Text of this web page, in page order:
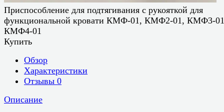
Приспособление для подтягивания с рукояткой для
функциональной кровати КМФ-01, КМФ2-01, КМФ3-
КМФ4-01
Купить
Обзор
Характеристики
Отзывы 0
Описание